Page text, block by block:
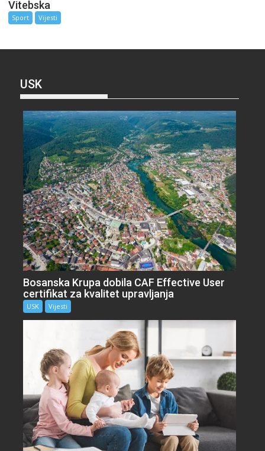
Vitebska
Sport Vijesti
USK
Bosanska Krupa dobila CAF Effective User
certifikat za kvalitet upravljanja
USK Vijesti